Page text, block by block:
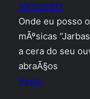
10/10/2011
Onde eu posso
mÃºsicas
a cera do seu
abraÃ§os
Reply